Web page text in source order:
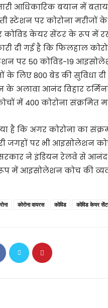
आधिकारिक बयान में
स्टेशन पर कोरोना
केयर सेंटर के रूप में रखे
दी गई है कि फिलहाल
पर 50 कोविड-19
के लिए 800 बेड की सुविधा
अलावा आनंद विहार
में 400 कोरोना संक्रमित
है कि अगर कोरोना का
जगहों पर भी आइसोलेशन
सरकार ने इंडियन रेलवे से
में आइसोलेशन कोच की
कोरोना वायरस कोविड कोविड केयर